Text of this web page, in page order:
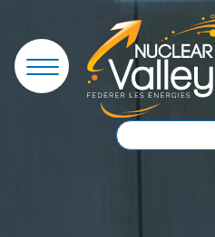
Panneau de gestion des cookies